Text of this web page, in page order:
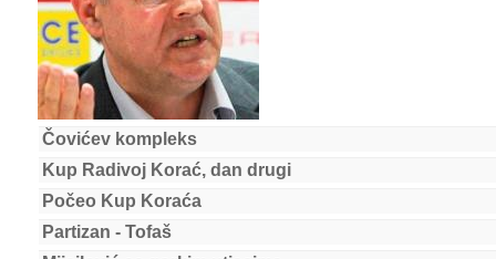
Čovićev kompleks
Kup Radivoj Korać, dan drugi
Počeo Kup Koraća
Partizan - Tofaš